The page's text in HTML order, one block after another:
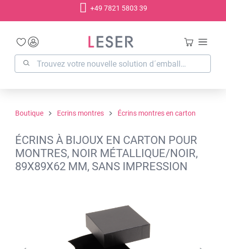
+49 7821 5803 39
Boutique Ecrins montres Écrins montres en carton
ÉCRINS À BIJOUX EN CARTON POUR
MONTRES, NOIR MÉTALLIQUE/NOIR,
89X89X62 MM, SANS IMPRESSION